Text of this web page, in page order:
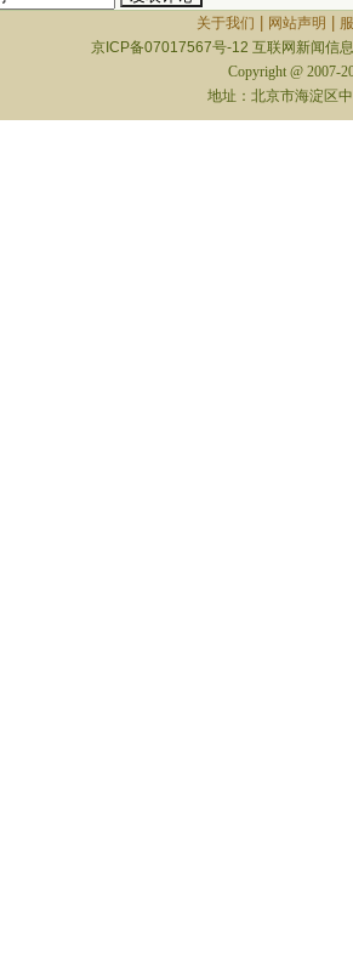
关于我们 | 网站声明 |
京ICP备07017567号-12 互联网新闻信
Copyright @ 2007-
地址：北京市海淀区